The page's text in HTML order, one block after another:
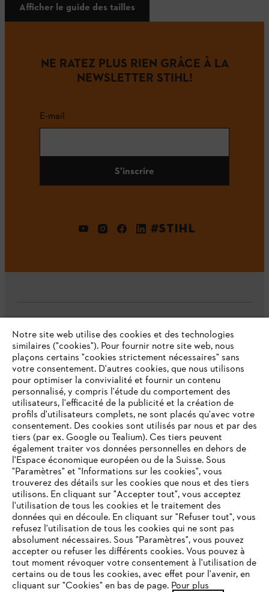
Afficher le guide des tailles
NE RATEZ PLUS RIEN GRÂCE À LA
NEWSLETTER STIHL!
E-mail
S'inscrire
#STIHL
L'Entreprise
Questions fréquentes
Service
Politique de protection des données
Mentions légales Cookies
Informations juridiques
VOTRE NAVIGATEUR INTERNET
N'EST PLUS PRIS EN CHARGE
Vous utilisez un navigateur Internet que nous ne prenons plus
en charge, et certaines fonctionnalités de notre site ne
peuvent fonctionner correctement. Pour une utilisation
optimale de notre site, nous vous recommandons de passer à
l'un des navigateurs suivants :
Notre site web utilise des cookies et des technologies
similaires ("cookies"). Pour fournir notre site web, nous
plaçons certains "cookies strictement nécessaires" sans
votre consentement. D'autres cookies, que nous utilisons
pour optimiser la convivialité et fournir un contenu
personnalisé, y compris l'étude du comportement des
utilisateurs, l'efficacité de la publicité et la création de
profils d'utilisateurs complets, ne sont placés qu'avec votre
consentement. Des cookies sont utilisés par nous et par des
tiers (par ex. Google ou Tealium). Ces tiers peuvent
également traiter vos données personnelles en dehors de
l'Espace économique européen ou de la Suisse. Sous
"Paramètres" et "Informations sur les cookies", vous
trouverez des détails sur les cookies que nous et des tiers
utilisons. En cliquant sur "Accepter tout", vous acceptez
l'utilisation de tous les cookies et le traitement des
données qui en découle. En cliquant sur "Refuser tout", vous
refusez l'utilisation de tous les cookies qui ne sont pas
absolument nécessaires. Sous "Paramètres", vous pouvez
accepter ou refuser les différents cookies. Vous pouvez à
tout moment révoquer votre consentement à l'utilisation de
certains ou de tous les cookies, avec effet pour l'avenir, en
cliquant sur "Cookies" en bas de page. Pour plus